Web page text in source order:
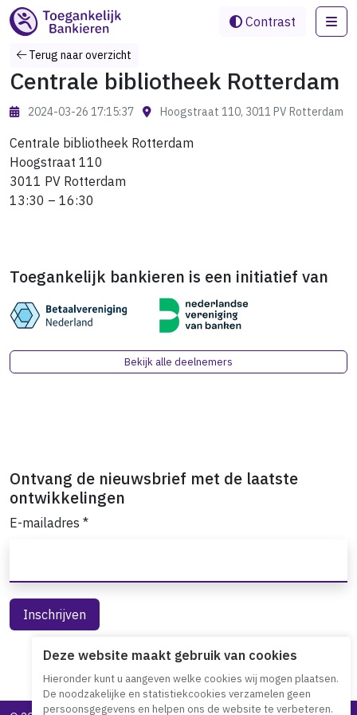
Contrast
Terug naar overzicht
Centrale bibliotheek Rotterdam
2024-03-26 17:15:37 Hoogstraat 110, 3011 PV Rotterdam
Centrale bibliotheek Rotterdam
Hoogstraat 110
3011 PV Rotterdam
13:30 – 16:30
Toegankelijk bankieren is een initiatief van
Bekijk alle deelnemers
Ontvang de nieuwsbrief met de laatste
ontwikkelingen
E-mailadres *
Deze website maakt gebruik van cookies
Hieronder kunt u aangeven welke cookies wij mogen plaatsen.
De noodzakelijke en statistiekcookies verzamelen geen
persoonsgegevens en helpen ons de website te verbeteren.